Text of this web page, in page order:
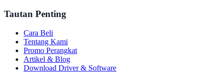
Tautan Penting
Cara Beli
Tentang Kami
Promo Perangkat
Artikel & Blog
Download Driver & Software